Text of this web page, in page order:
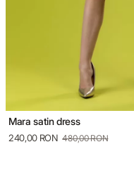
Mara satin dress
240,00 RON 480,00 RON